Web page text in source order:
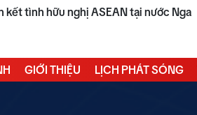
kết tình hữu nghị ASEAN tại nước Nga
GIỚI THIỆU LỊCH PHÁT SÓNG